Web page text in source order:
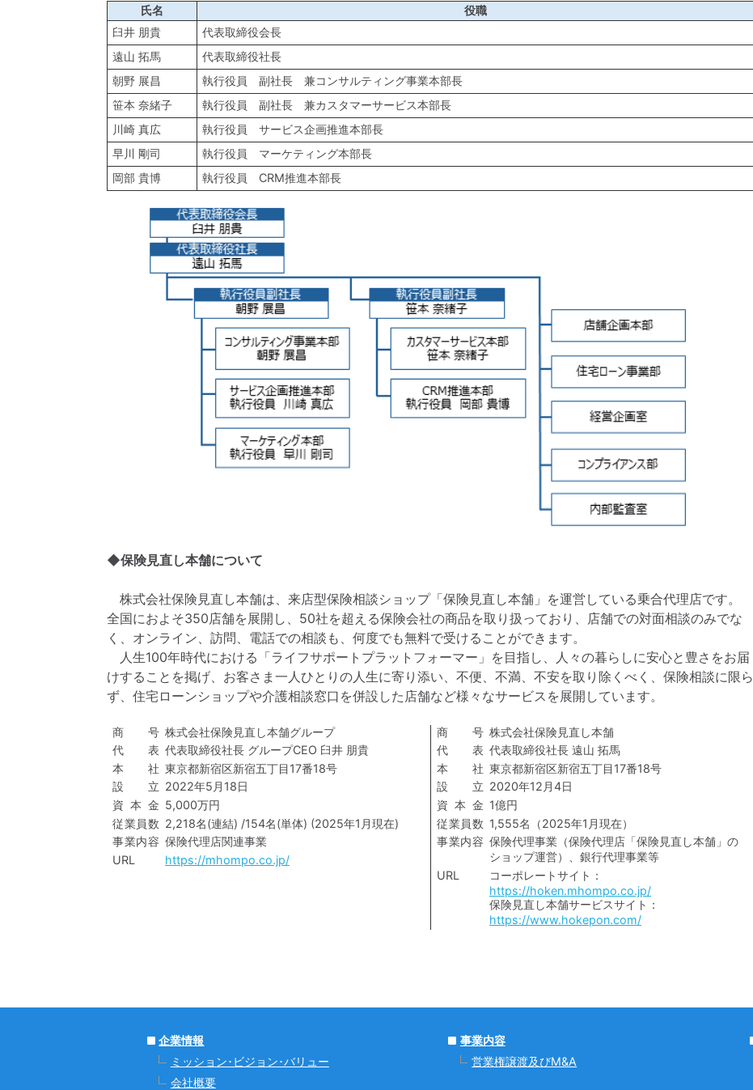
氏名
役職
臼井 朋貴
代表取締役会長
遠山 拓馬
代表取締役社長
朝野 展昌
執行役員 副社長 兼コンサルティング事業本部長
笹本 奈緒子
執行役員 副社長 兼カスタマーサービス本部長
川崎 真広
執行役員 サービス企画推進本部長
早川 剛司
執行役員 マーケティング本部長
岡部 貴博
執行役員 CRM推進本部長
◆保険見直し本舗について
株式会社保険見直し本舗は、来店型保険相談ショップ「保険見直し本舗」を運営している乗合代理店です。
全国におよそ350店舗を展開し、50社を超える保険会社の商品を取り扱っており、店舗での対面相談のみでな
く、オンライン、訪問、電話での相談も、何度でも無料で受けることができます。
人生100年時代における「ライフサポートプラットフォーマー」を目指し、人々の暮らしに安心と豊さをお届
けすることを掲げ、お客さま一人ひとりの人生に寄り添い、不便、不満、不安を取り除くべく、保険相談に限ら
ず、住宅ローンショップや介護相談窓口を併設した店舗など様々なサービスを展開しています。
商号 株式会社保険見直し本舗グループ
代表 代表取締役社長 グループCEO 臼井 朋貴
本社 東京都新宿区新宿五丁目17番18号
設立 2022年5月18日
資本金 5,000万円
従業員数 2,218名(連結) /154名(単体) (2025年1月現在)
事業内容 保険代理店関連事業
URL
https://mhompo.co.jp/
商号 株式会社保険見直し本舗
代表 代表取締役社長 遠山 拓馬
本社 東京都新宿区新宿五丁目17番18号
設立 2020年12月4日
資本金 1億円
従業員数 1,555名（2025年1月現在）
事業内容 保険代理事業（保険代理店「保険見直し本舗」の
ショップ運営）、銀行代理事業等
URL
コーポレートサイト：
https://hoken.mhompo.co.jp/
保険見直し本舗サービスサイト：
https://www.hokepon.com/
企業情報
ミッション･ビジョン･バリュー
会社概要
事業内容
営業権譲渡及びM&A